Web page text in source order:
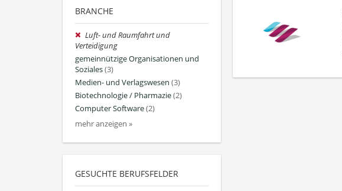
BRANCHE
Luft- und Raumfahrt und
Verteidigung
gemeinnützige Organisationen und
Soziales(3)
Medien- und Verlagswesen (3)
Biotechnologie / Pharmazie(2)
Computer Software(2)
mehr anzeigen »
GESUCHTE BERUFSFELDER